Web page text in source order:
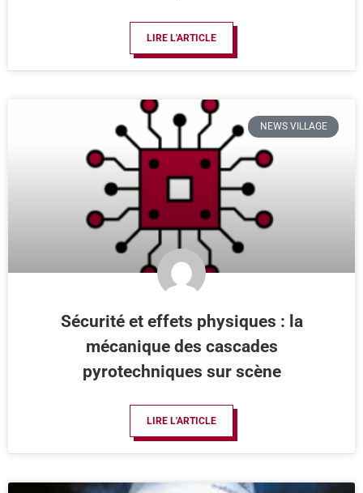
LIRE L'ARTICLE
NEWS VILLAGE
Sécurité et effets physiques : la
mécanique des cascades
pyrotechniques sur scène
LIRE L'ARTICLE